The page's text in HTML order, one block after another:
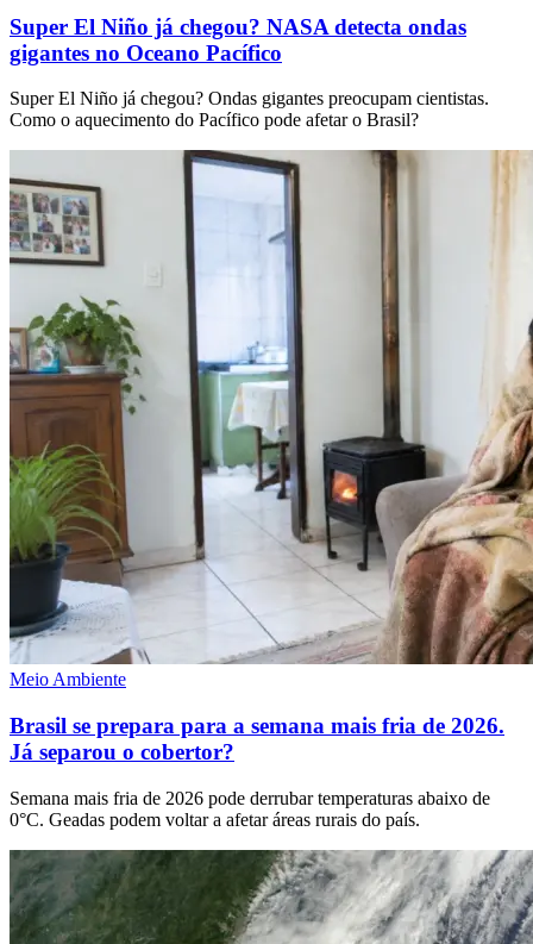
Super El Niño já chegou? NASA detecta ondas
gigantes no Oceano Pacífico
Super El Niño já chegou? Ondas gigantes preocupam cientistas.
Como o aquecimento do Pacífico pode afetar o Brasil?
Meio Ambiente
Brasil se prepara para a semana mais fria de 2026.
Já separou o cobertor?
Semana mais fria de 2026 pode derrubar temperaturas abaixo de
0°C. Geadas podem voltar a afetar áreas rurais do país.